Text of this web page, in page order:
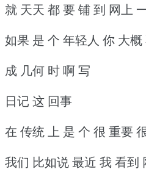
就 天天 都 要 铺 到 网上
如果 是 个 年轻人 你 大概
成 几何 时 啊 写
日记 这 回事
在 传统 上 是 个 很 重要
我们 比如说 最近 我 看到